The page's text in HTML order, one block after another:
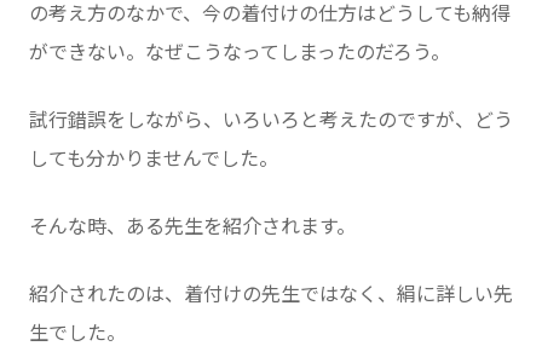
の考え方のなかで、今の着付けの仕方はどうしても納得
ができない。なぜこうなってしまったのだろう。
試行錯誤をしながら、いろいろと考えたのですが、どう
しても分かりませんでした。
そんな時、ある先生を紹介されます。
紹介されたのは、着付けの先生ではなく、絹に詳しい先
生でした。